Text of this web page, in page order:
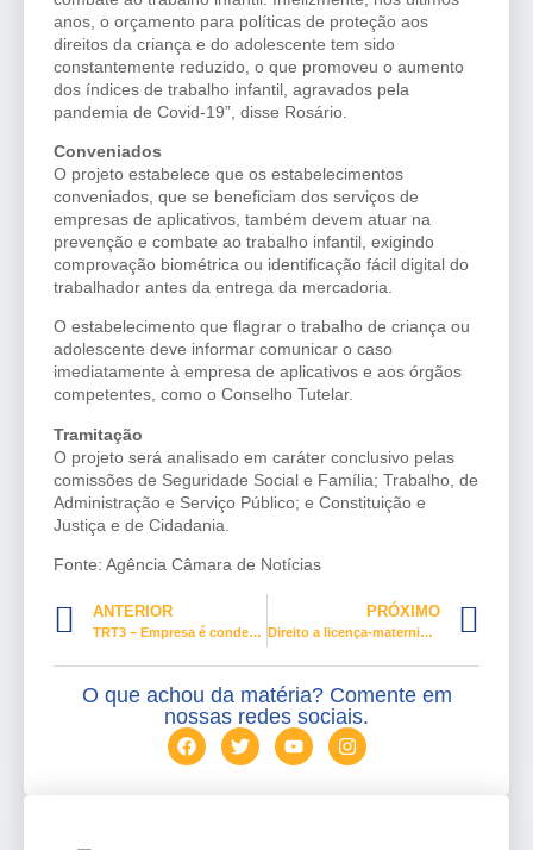
anos, o orçamento para políticas de proteção aos
direitos da criança e do adolescente tem sido
constantemente reduzido, o que promoveu o aumento
dos índices de trabalho infantil, agravados pela
pandemia de Covid-19”, disse Rosário.
Conveniados
O projeto estabelece que os estabelecimentos
conveniados, que se beneficiam dos serviços de
empresas de aplicativos, também devem atuar na
prevenção e combate ao trabalho infantil, exigindo
comprovação biométrica ou identificação fácil digital do
trabalhador antes da entrega da mercadoria.
O estabelecimento que flagrar o trabalho de criança ou
adolescente deve informar comunicar o caso
imediatamente à empresa de aplicativos e aos órgãos
competentes, como o Conselho Tutelar.
Tramitação
O projeto será analisado em caráter conclusivo pelas
comissões de Seguridade Social e Família; Trabalho, de
Administração e Serviço Público; e Constituição e
Justiça e de Cidadania.
Fonte: Agência Câmara de Notícias
ANTERIOR
TRT3 – Empresa é condenada a restituir valor descontado de empregado que obteve novo emprego no curso do aviso-prévio trabalhado
PRÓXIMO
Direito a licença-maternidade para mães adotantes completa 20 anos
O que achou da matéria? Comente em
nossas redes sociais.